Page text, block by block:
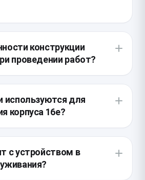
конструкции
проведении работ?
нагревательного
корпуса плотно
и компоненты, требующие
инструмента
повреждения хрупких
используются для
корпуса 16e?
ощущениям. При
версию iPhone 16e,
с устройством в